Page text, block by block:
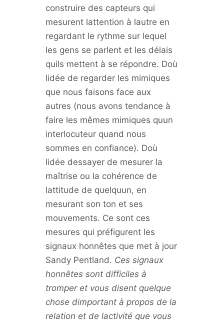
construire des capteurs qui
mesurent lattention à lautre en
regardant le rythme sur lequel
les gens se parlent et les délais
quils mettent à se répondre. Doù
lidée de regarder les mimiques
que nous faisons face aux
autres (nous avons tendance à
faire les mêmes mimiques quun
interlocuteur quand nous
sommes en confiance). Doù
lidée dessayer de mesurer la
maîtrise ou la cohérence de
lattitude de quelquun, en
mesurant son ton et ses
mouvements. Ce sont ces
mesures qui préfigurent les
signaux honnêtes que met à jour
Sandy Pentland. Ces signaux
honnêtes sont difficiles à
tromper et vous disent quelque
chose dimportant à propos de la
relation et de lactivité que vous